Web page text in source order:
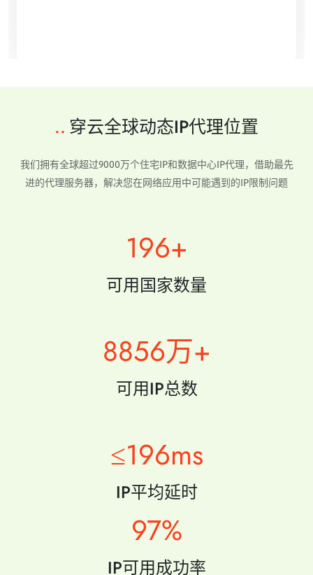
.. 穿云全球动态IP代理位置
我们拥有全球超过9000万个住宅IP和数据中心IP代理，借助最先
进的代理服务器，解决您在网络应用中可能遇到的IP限制问题
200+
可用国家数量
9000万+
可用IP总数
≤200ms
IP平均延时
99%
IP可用成功率